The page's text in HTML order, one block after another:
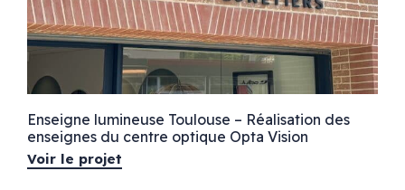
Enseigne lumineuse Toulouse – Réalisation des
enseignes du centre optique Opta Vision
Voir le projet